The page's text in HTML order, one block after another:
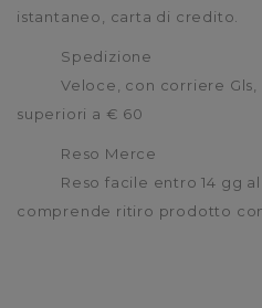
istantaneo, carta di credito.
Spedizione
Veloce, con corriere
superiori a € 60
Reso Merce
Reso facile entro 14 gg
comprende ritiro prodotto